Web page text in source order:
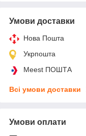
Умови доставки
Нова Пошта
Укрпошта
Meest ПОШТА
Всі умови доставки
Умови оплати